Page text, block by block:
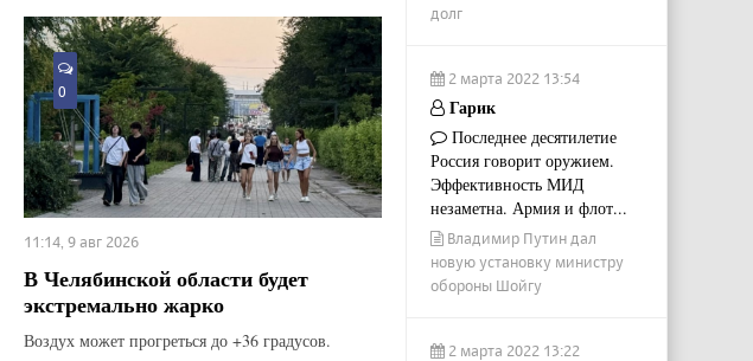
0
11:14, 9 авг 2026
В Челябинской области будет
экстремально жарко
Воздух может прогреться до +36 градусов.
долг
2 марта 2022 13:54
Гарик
Последнее десятилетие
Россия говорит оружием.
Эффективность МИД
незаметна. Армия и флот...
Владимир Путин дал
новую установку министру
обороны Шойгу
2 марта 2022 13:22